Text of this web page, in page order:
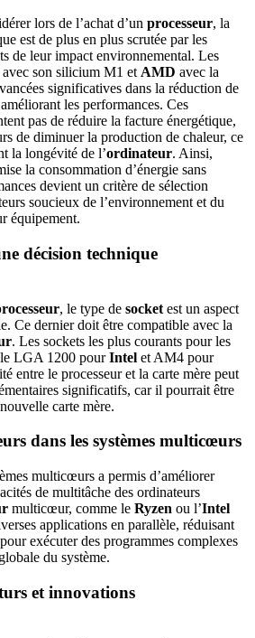
lors de l’achat d’un processeur, la
est de plus en plus scrutée par les
de leur impact environnemental. Les
avec son silicium M1 et AMD avec la
significatives dans la réduction de
les performances. Ces
pas de réduire la facture énergétique,
de diminuer la production de chaleur, ce
la longévité de l’ordinateur. Ainsi,
la consommation d’énergie sans
devient un critère de sélection
soucieux de l’environnement et du
équipement.
décision technique
, le type de socket est un aspect
Ce dernier doit être compatible avec la
. Les sockets les plus courants pour les
LGA 1200 pourIntel et AM4 pour
entre le processeur et la carte mère peut
significatifs, car il pourrait être
carte mère.
dans les systèmes multicœurs
multicœurs a permis d’améliorer
de multitâche des ordinateurs
multicœur, comme le Ryzen ou l’Intel
applications en parallèle, réduisant
exécuter des programmes complexes
du système.
et innovations